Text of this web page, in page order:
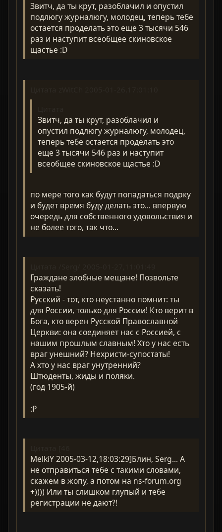
Звитч, да ты крут, разоблачил и опустил
подлюгу журналюгу, молодец, теперь тебе
остается проделать это еще 3 тысячи 546
раз и наступит всеобщее скиновское
щастье :D
Звитч, да ты крут, разоблачил и
опустил подлюгу журналюгу, молодец,
теперь тебе остается проделать это
еще 3 тысячи 546 раз и наступит
всеобщее скиновское щастье :D
по мере того как будут попадаться подрку
и будет время буду делать это... впервую
очередь для собственного удовольствия и
не более того, так что...
Граждане злобные мещане! Позвольте
сказать!
Русский - тот, кто неустанно помнит: ты
для России, только для России! Кто верит в
Бога, кто верен Русской Православной
Церкви: она соединяет нас с Россией, с
нашим прошлым славным! Хто у нас есть
враг унешний? Нехристи-супостаты!
А хто у нас враг унутренний?
Штюденты, жиды и поляки.
(год 1905-й)
:P
MelkiY 2005-03-12,18:03:29]Блин, Serg... А
не отправиться тебе с такими словами,
скажем в жопу, а потом нa ns-forum.org
+)))) Или ты слишком глупый и тебе
регистрации не дают?!